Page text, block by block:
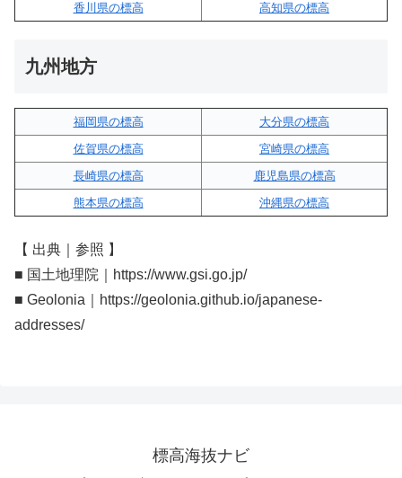
香川県の標高
高知県の標高
九州地方
福岡県の標高
大分県の標高
佐賀県の標高
宮崎県の標高
長崎県の標高
鹿児島県の標高
熊本県の標高
沖縄県の標高
【 出典｜参照 】
■ 国土地理院｜https://www.gsi.go.jp/
■ Geolonia｜https://geolonia.github.io/japanese-
addresses/
標高海抜ナビ